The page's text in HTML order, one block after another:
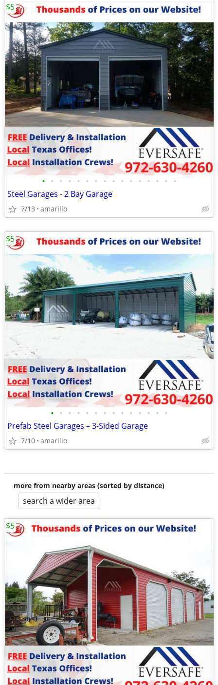
• • • • • • • • • • • • • • • •
Steel Garages - 2 Bay Garage
7/13 amarillo
$5
• • • • • • • • • • • • • •
Prefab Steel Garages – 3-Sided Garage
7/10 amarillo
$5
more from nearby areas (sorted by distance)
search a wider area
$5